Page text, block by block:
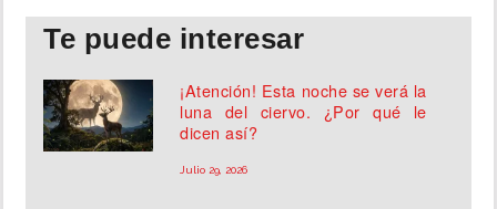
Te puede interesar
¡Atención! Esta noche se verá la
luna del ciervo. ¿Por qué le
dicen así?
Julio 29, 2026